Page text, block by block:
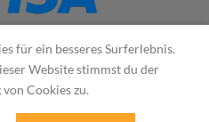
für ein besseres Surferlebnis.
Website stimmst du der
Cookies zu.